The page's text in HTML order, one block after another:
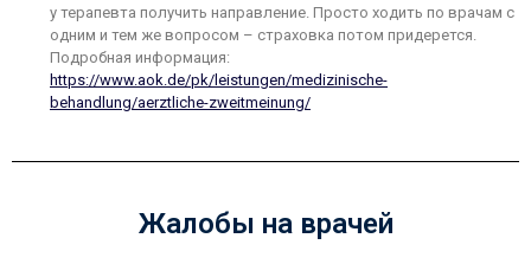
у терапевта получить направление. Просто ходить по врачам с
одним и тем же вопросом – страховка потом придерется.
Подробная информация:
https://www.aok.de/pk/leistungen/medizinische-
behandlung/aerztliche-zweitmeinung/
Жалобы на врачей